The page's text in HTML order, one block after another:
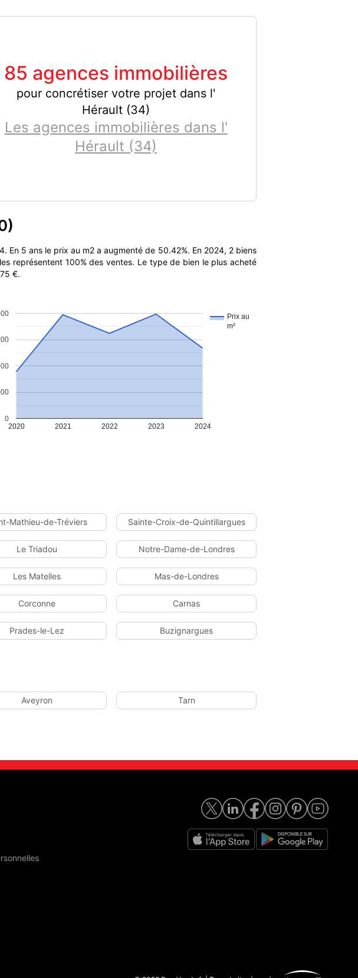
85 agences immobilières
pour concrétiser votre projet dans l'
Hérault (34)
Les agences immobilières dans l'
Hérault (34)
5 ans le prix au m2 a augmenté de 50.42%. En 2024, 2 biens
représentent 100% des ventes. Le type de bien le plus acheté
€.
Prix au
m²
2020 2021 2022 2023 2024
0
Mathieu-de-Tréviers Sainte-Croix-de-Quintillargues
Le Triadou Notre-Dame-de-Londres
Les Matelles Mas-de-Londres
Corconne Carnas
Prades-le-Lez Buzignargues
Aveyron Tarn